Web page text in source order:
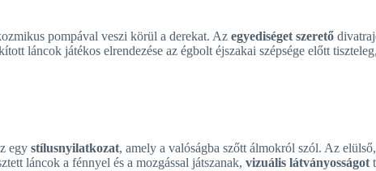
pompával veszi körül a derekat. Az egyediséget szerető
láncok játékos elrendezése az égbolt éjszakai szépsége előtt tiszteleg,
egy stílusnyilatkozat, amely a valóságba szőtt álmokról szól. Az
láncok a fénnyel és a mozgással játszanak, vizuális látványosságot